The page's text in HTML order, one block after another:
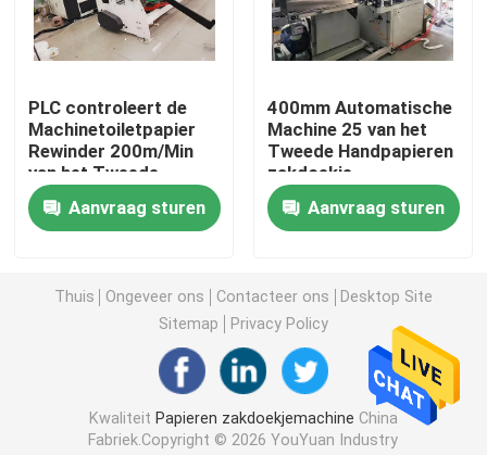
Document Servetmachine
papieren zakdoekjesnijmachine
Weefsel die Machine omzetten
De Machine van weefselrewinder
De Machine van de papieren zakdoekjeverpakking
De Machine van het tweede Handpapieren zakdoekje
PLC controleert de
Machinetoiletpapier
Rewinder 200m/Min
van het Tweede
Handpapieren
zakdoekje
Aanvraag sturen
400mm Automatische
Machine 25 van het
Tweede Handpapieren
zakdoekje
Besnoeiingen/Min
Aanvraag sturen
Thuis Ongeveer ons Contacteer ons
Desktop Site
Sitemap
Privacy Policy
Kwaliteit Papieren zakdoekjemachine China
Fabriek.Copyright © 2026 YouYuan Industry